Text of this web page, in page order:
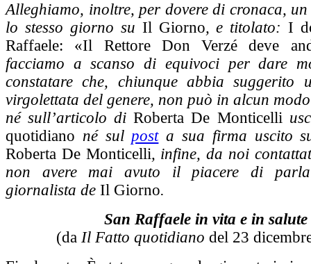
Alleghiamo, inoltre, per dovere di cronaca,
lo stesso giorno su Il Giorno, e titolato:I
Raffaele: «Il Rettore Don Verzé deve
facciamo a scanso di equivoci per dare
constatare che, chiunque abbia suggerito
virgolettata del genere, non può in alcun
né sull’articolo diRoberta De Monticelli
quotidiano né sulposta sua firma uscito
Roberta De Monticelli, infine, da noi
non avere mai avuto il piacere di
giornalista de Il Giorno.
San Raffaele in vita e in salute
(da Il Fatto quotidiano del 23